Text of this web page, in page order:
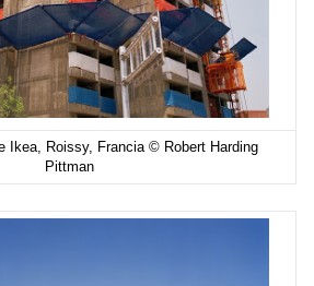
Ikea, Roissy, Francia © Robert Harding
Pittman